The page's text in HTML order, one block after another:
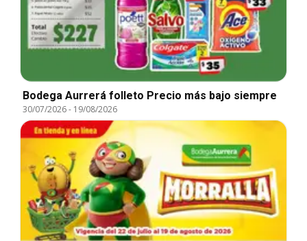
Bodega Aurrerá folleto Precio más bajo siempre
30/07/2026- 19/08/2026